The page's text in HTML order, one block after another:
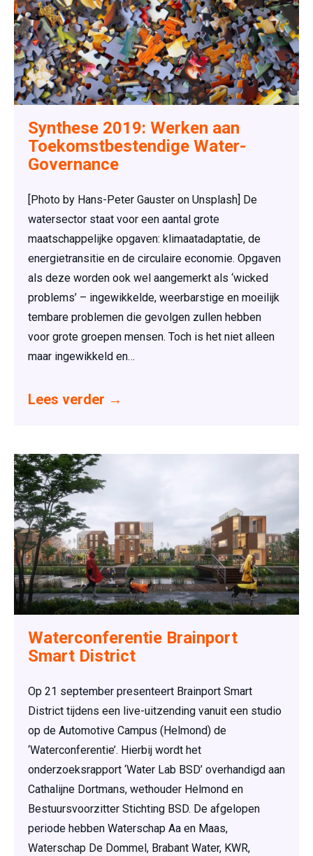
Synthese 2019: Werken aan
Toekomstbestendige Water-
Governance
[Photo by Hans-Peter Gauster on Unsplash] De
watersector staat voor een aantal grote
maatschappelijke opgaven: klimaatadaptatie, de
energietransitie en de circulaire economie. Opgaven
als deze worden ook wel aangemerkt als ‘wicked
problems’ – ingewikkelde, weerbarstige en moeilijk
tembare problemen die gevolgen zullen hebben
voor grote groepen mensen. Toch is het niet alleen
maar ingewikkeld en…
Lees verder →
Waterconferentie Brainport
Smart District
Op 21 september presenteert Brainport Smart
District tijdens een live-uitzending vanuit een studio
op de Automotive Campus (Helmond) de
‘Waterconferentie’. Hierbij wordt het
onderzoeksrapport ‘Water Lab BSD’ overhandigd aan
Cathalijne Dortmans, wethouder Helmond en
Bestuursvoorzitter Stichting BSD. De afgelopen
periode hebben Waterschap Aa en Maas,
Waterschap De Dommel, Brabant Water, KWR,